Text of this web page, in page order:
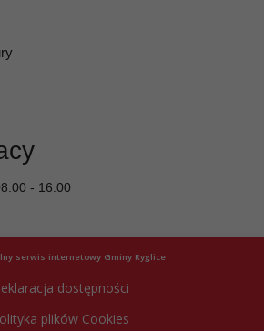
- 16:00
serwis internetowy Gminy Ryglice
dostępności
plików Cookies